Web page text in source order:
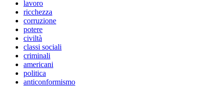
lavoro
ricchezza
corruzione
potere
civiltà
classi sociali
criminali
americani
politica
anticonformismo